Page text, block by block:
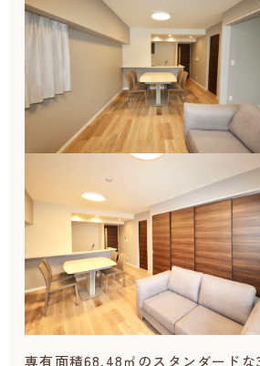
専有面積68.48㎡のスタンダードな